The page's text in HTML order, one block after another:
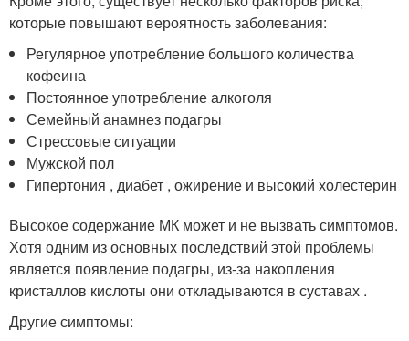
которые повышают вероятность заболевания:
Регулярное употребление большого количества
кофеина
Постоянное употребление алкоголя
Семейный анамнез подагры
Стрессовые ситуации
Мужской пол
Гипертония , диабет , ожирение и высокий холестерин
Высокое содержание МК может и не вызвать симптомов.
Хотя одним из основных последствий этой проблемы
является появление подагры, из-за накопления
кристаллов кислоты они откладываются в суставах .
Другие симптомы: